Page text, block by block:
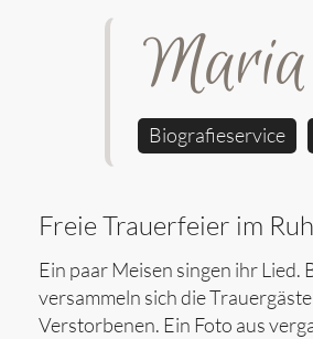
Biografieservice
Freie Trauerfeier im
Ein paar Meisen singen ihr
versammeln sich die
Verstorbenen. Ein Foto aus